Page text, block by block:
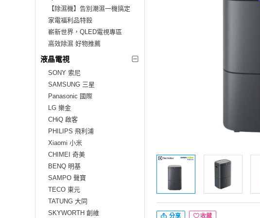
【除濕機】告別潮濕一機搞定
家電福利品特殺
嶄新世界，QLED電視專區
高效除濕 好物推薦
液晶電視
SONY 索尼
SAMSUNG 三星
Panasonic 國際
LG 樂金
CHiQ 啟客
PHILIPS 飛利浦
Xiaomi 小米
CHIMEI 奇美
BENQ 明基
SAMPO 聲寶
TECO 東元
TATUNG 大同
SKYWORTH 創維
分享 收藏